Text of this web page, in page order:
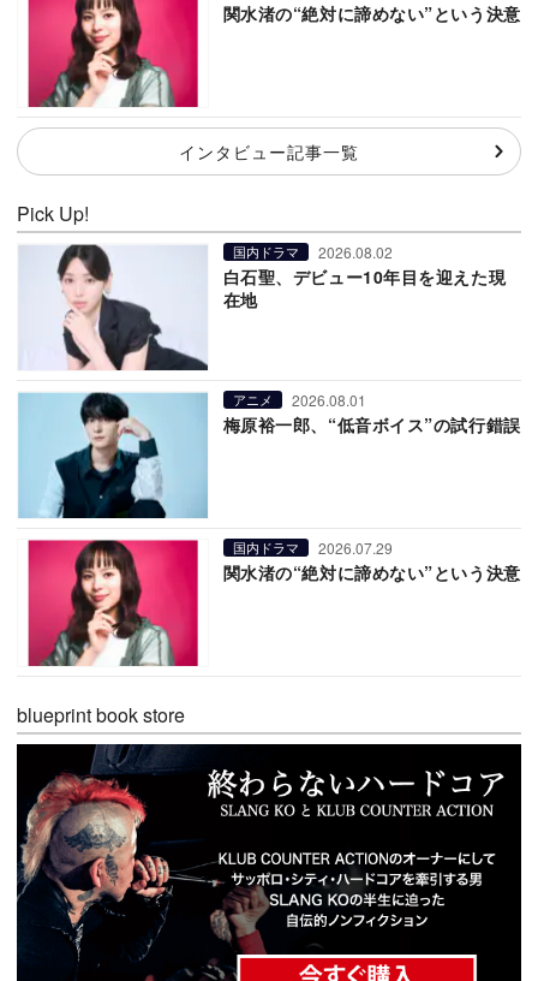
関水渚の“絶対に諦めない”という決意
インタビュー記事一覧
Pick Up!
国内ドラマ 2026.08.02
白石聖、デビュー10年目を迎えた現
在地
アニメ 2026.08.01
梅原裕一郎、“低音ボイス”の試行錯誤
国内ドラマ 2026.07.29
関水渚の“絶対に諦めない”という決意
blueprint book store